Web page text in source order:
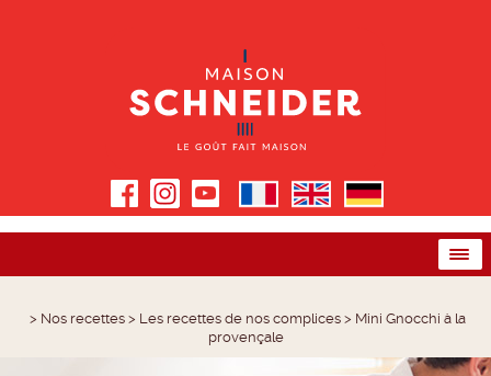
> Nos recettes> Les recettes de nos complices> Mini Gnocchi à la
provençale